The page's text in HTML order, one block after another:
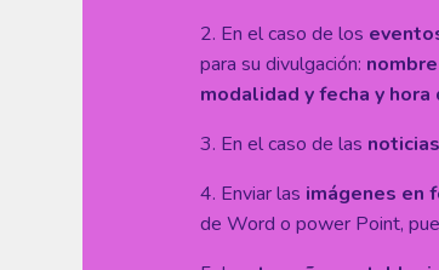
2. En el caso de los
para su divulgación:
modalidad y fecha y
3. En el caso de las noticias
4. Enviar las imágenes en
de Word o power Point,